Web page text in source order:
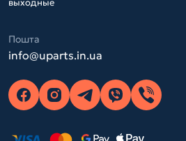
выходные
Пошта
info@uparts.in.ua